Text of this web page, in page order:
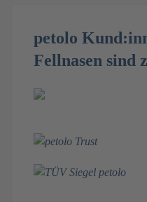
petolo
Fellnasen sind